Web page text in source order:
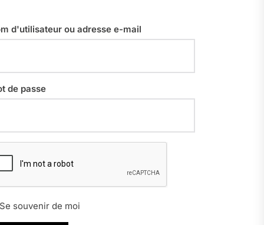
d'utilisateur ou adresse e-mail
de passe
Se souvenir de moi